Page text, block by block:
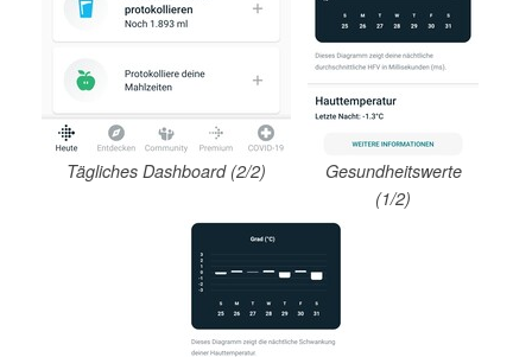
Tägliches Dashboard (2/2)
Gesundheitswerte
(1/2)